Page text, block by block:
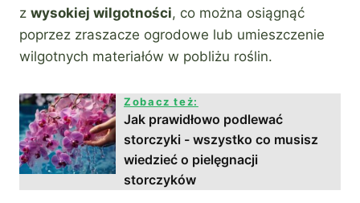
z wysokiej wilgotności, co można osiągnąć
poprzez zraszacze ogrodowe lub umieszczenie
wilgotnych materiałów w pobliżu roślin.
Zobacz też:
Jak prawidłowo podlewać
storczyki - wszystko co musisz
wiedzieć o pielęgnacji
storczyków